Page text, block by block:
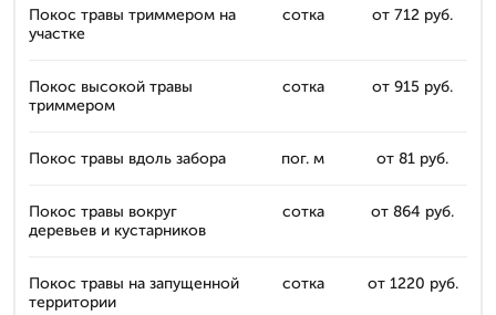
Покос травы триммером на
участке
сотка от 712 руб.
Покос высокой травы
триммером
сотка от 915 руб.
Покос травы вдоль забора пог. м от 81 руб.
Покос травы вокруг
деревьев и кустарников
сотка от 864 руб.
Покос травы на запущенной
территории
сотка от 1220 руб.